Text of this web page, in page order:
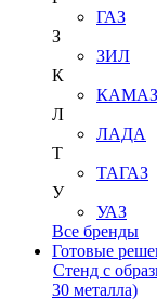
ГАЗ
З
ЗИЛ
К
КАМАЗ
Л
ЛАДА
Т
ТАГАЗ
У
УАЗ
Все бренды
Готовые
Стенд с
30 металла)